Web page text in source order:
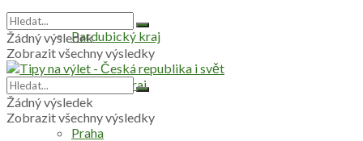
Pardubický kraj
Plzeňský kraj
Praha
Žádný výsledek
Zobrazit všechny výsledky
Žádný výsledek
Zobrazit všechny výsledky